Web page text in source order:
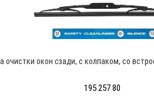
очистки окон сзади, с колпаком, со
195 257 80